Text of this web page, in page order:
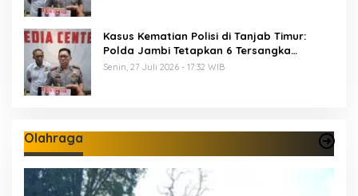
Kasus Kematian Polisi di Tanjab Timur:
Polda Jambi Tetapkan 6 Tersangka
Termasuk 5 Anggota Polri
Senin, 27 Juli 2026 - 17:32 WIB
Olahraga